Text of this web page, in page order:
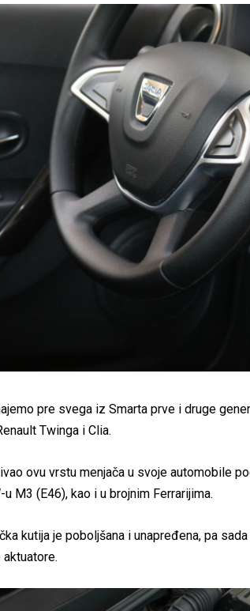
pre svega iz Smarta prve i druge
Twinga i Clia.
ovu vrstu menjača u svoje automobile
M3 (E46), kao i u brojnim Ferrarijima.
kutija je poboljšana i unapređena, pa